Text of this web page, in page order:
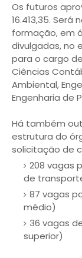
Os futuros
16.413,35.
formação, em
divulgadas, no
para o cargo
Ciências
Ambiental,
Engenharia de
Há também
estrutura do
solicitação de
208 vagas
de
87 vagas
médio)
36 vagas
superior)